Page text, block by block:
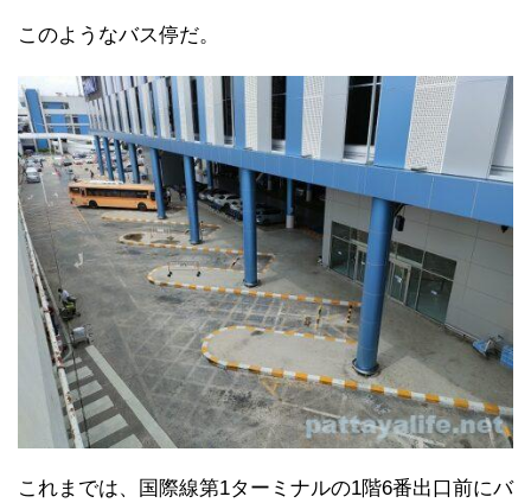
このようなバス停だ。
これまでは、国際線第1ターミナルの1階6番出口前にバ